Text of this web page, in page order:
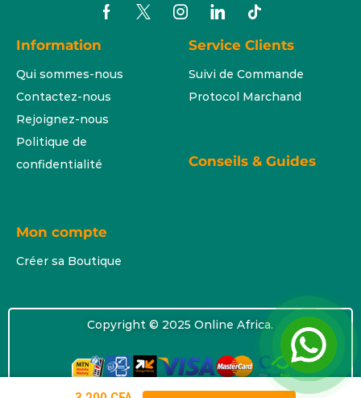
Information
Qui sommes-nous
Contactez-nous
Rejoignez-nous
Politique de
confidentialité
Service Clients
Suivi de Commande
Protocol Marchand
Conseils & Guides
Mon compte
Créer sa Boutique
Copyright © 2025 Online Africa.